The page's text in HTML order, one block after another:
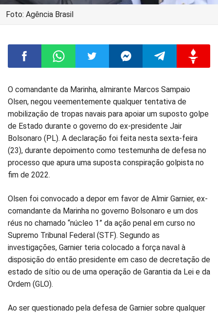
Foto: Agência Brasil
Compartilhar
no
Facebook
Compartilhar
no
Whatsapp
Compartilhar
no
Twitter
Compartilhar
no
Messenger
Compartilhar
no
Telegram
no
Gettr
O comandante da Marinha, almirante Marcos Sampaio
Olsen, negou veementemente qualquer tentativa de
mobilização de tropas navais para apoiar um suposto golpe
de Estado durante o governo do ex-presidente Jair
Bolsonaro (PL). A declaração foi feita nesta sexta-feira
(23), durante depoimento como testemunha de defesa no
processo que apura uma suposta conspiração golpista no
fim de 2022.
Olsen foi convocado a depor em favor de Almir Garnier, ex-
comandante da Marinha no governo Bolsonaro e um dos
réus no chamado “núcleo 1” da ação penal em curso no
Supremo Tribunal Federal (STF). Segundo as
investigações, Garnier teria colocado a força naval à
disposição do então presidente em caso de decretação de
estado de sítio ou de uma operação de Garantia da Lei e da
Ordem (GLO).
Ao ser questionado pela defesa de Garnier sobre qualquer